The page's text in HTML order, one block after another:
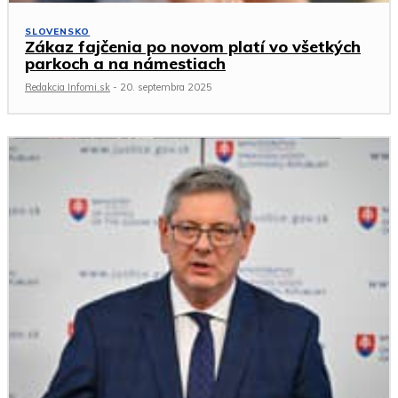
SLOVENSKO
Zákaz fajčenia po novom platí vo všetkých
parkoch a na námestiach
Redakcia Infomi.sk - 20. septembra 2025